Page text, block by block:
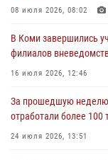
сотрудников
В Сыктывкаре
Дня Крещения Руси и
28 июля 2026, 13:32
08 июля 2026, 08:02
В Коми завершились
филиалов
16 июля 2026, 12:46
За прошедшую неделю
отработали более 100
24 июля 2026, 13:51